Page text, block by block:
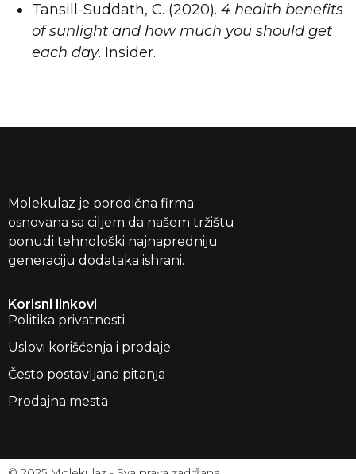
Tansill-Suddath, C. (2020). 4 health benefits
of sunlight and how much you should get
each day. Insider.
Molekulaz je porodična firma
osnovana sa ciljem da našem tržištu
ponudi tehnološki najnapredniju
generaciju dodataka ishrani.
Korisni linkovi
Politika privatnosti
Uslovi korišćenja i prodaje
Često postavljana pitanja
Prodajna mesta